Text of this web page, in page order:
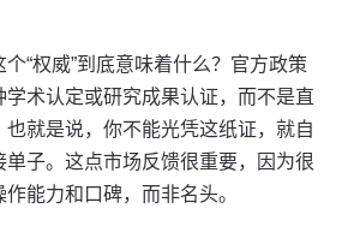
“权威”到底意味着什么？官方政策
学术认定或研究成果认证，而不是直
就是说，你不能光凭这纸证，就自
单子。这点市场反馈很重要，因为很
能力和口碑，而非名头。